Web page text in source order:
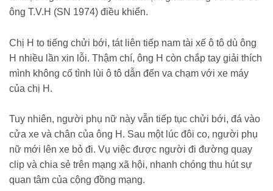
ông T.V.H (SN 1974) điều khiển.
Chị H to tiếng chửi bới, tát liên tiếp nam tài xế ô tô dù ông
H nhiều lần xin lỗi. Thậm chí, ông H còn chắp tay giải thích
mình không cố tình lùi ô tô dẫn đến va chạm với xe máy
của chị H.
Tuy nhiên, người phụ nữ này vẫn tiếp tục chửi bới, đá vào
cửa xe và chân của ông H. Sau một lúc đôi co, người phụ
nữ mới lên xe bỏ đi. Vụ việc được người đi đường quay
clip và chia sẻ trên mạng xã hội, nhanh chóng thu hút sự
quan tâm của cộng đồng mạng.